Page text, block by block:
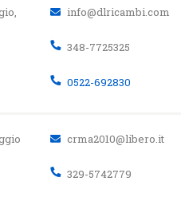
info@dlricambi.com
348-7725325
0522-692830
crma2010@libero.it
329-5742779